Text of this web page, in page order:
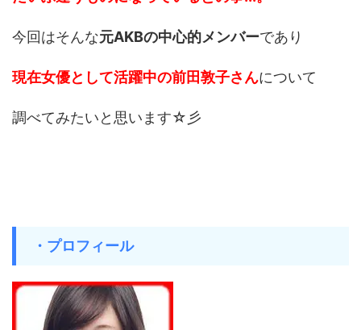
今回はそんな元AKBの中心的メンバーであり
現在女優として活躍中の前田敦子さんについて
調べてみたいと思います☆彡
・プロフィール